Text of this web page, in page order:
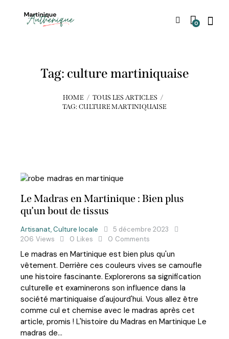
0
Tag: culture martiniquaise
HOME
TOUS LES ARTICLES
TAG: CULTURE MARTINIQUAISE
Le Madras en Martinique : Bien plus
qu’un bout de tissus
Artisanat,Culture locale
5 décembre 2023
206 Views 0 Likes 0 Comments
Le madras en Martinique est bien plus qu'un
vêtement. Derrière ces couleurs vives se camoufle
une histoire fascinante. Explorerons sa signification
culturelle et examinerons son influence dans la
société martiniquaise d'aujourd'hui. Vous allez être
comme cul et chemise avec le madras après cet
article, promis ! L'histoire du Madras en Martinique Le
madras de…